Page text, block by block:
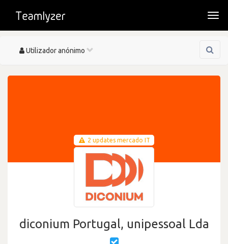
Toggle
Utilizador anónimo
2 updates mercado IT
diconium Portugal, unipessoal Lda